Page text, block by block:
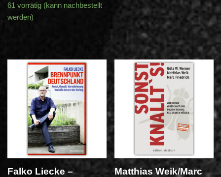
61 vorrätig (kann nachbestellt
werden)
Falko Liecke –
Matthias Weik/Marc